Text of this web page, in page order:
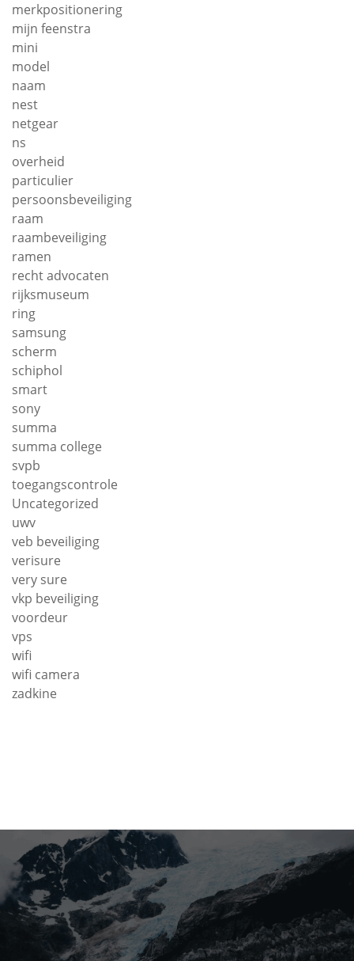
merkpositionering
mijn feenstra
mini
model
naam
nest
netgear
ns
overheid
particulier
persoonsbeveiliging
raam
raambeveiliging
ramen
recht advocaten
rijksmuseum
ring
samsung
scherm
schiphol
smart
sony
summa
summa college
svpb
toegangscontrole
Uncategorized
uwv
veb beveiliging
verisure
very sure
vkp beveiliging
voordeur
vps
wifi
wifi camera
zadkine